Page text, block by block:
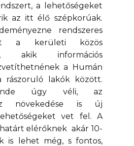
a lehetőségeket
az itt élő szépkorúak.
rendszeres
a kerületi közös
akik információs
a Humán
rászoruló lakók között.
úgy véli, az
növekedése is új
vet fel. A
elérőknek akár 10-
is lehet még, s fontos,